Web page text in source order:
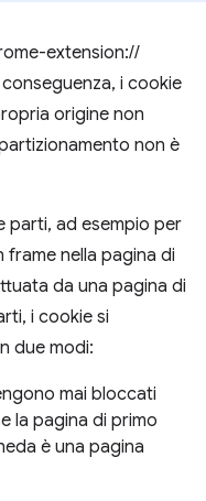
extension://
conseguenza, i cookie
origine non
non è
parti, ad esempio per
nella pagina di
da una pagina di
i cookie si
due modi:
mai bloccati
la pagina di primo
è una pagina